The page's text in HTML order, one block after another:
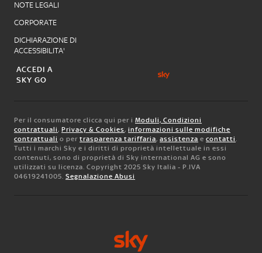
NOTE LEGALI
CORPORATE
DICHIARAZIONE DI
ACCESSIBILITA'
ACCEDI A
SKY GO
Per il consumatore clicca qui per i Moduli, Condizioni
contrattuali, Privacy & Cookies, informazioni sulle modifiche
contrattuali o per trasparenza tariffaria, assistenza e contatti.
Tutti i marchi Sky e i diritti di proprietà intellettuale in essi
contenuti, sono di proprietà di Sky international AG e sono
utilizzati su licenza. Copyright 2025 Sky Italia - P.IVA
04619241005. Segnalazione Abusi